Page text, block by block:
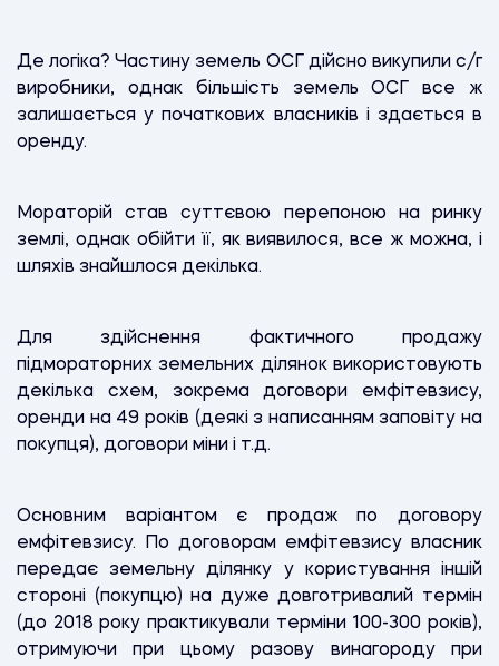
Де логіка? Частину земель ОСГ дійсно викупили с/г
виробники, однак більшість земель ОСГ все ж
залишається у початкових власників і здається в
оренду.
Мораторій став суттєвою перепоною на ринку
землі, однак обійти її, як виявилося, все ж можна, і
шляхів знайшлося декілька.
Для здійснення фактичного продажу
підмораторних земельних ділянок використовують
декілька схем, зокрема договори емфітевзису,
оренди на 49 років (деякі з написанням заповіту на
покупця), договори міни і т.д.
Основним варіантом є продаж по договору
емфітевзису. По договорам емфітевзису власник
передає земельну ділянку у користування іншій
стороні (покупцю) на дуже довготривалий термін
(до 2018 року практикували терміни 100-300 років),
отримуючи при цьому разову винагороду при